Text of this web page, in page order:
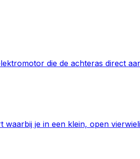
die de achteras direct
waarbij je in een klein, open